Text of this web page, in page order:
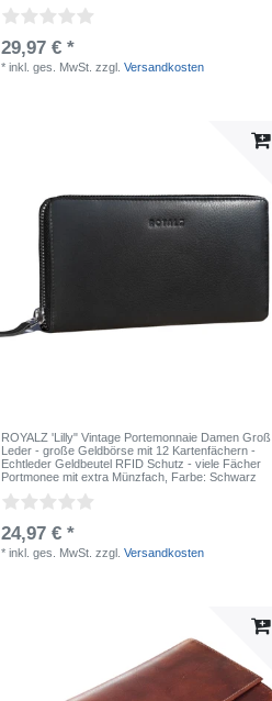
29,97 € *
*inkl. ges. MwSt. zzgl.Versandkosten
ROYALZ 'Lilly" Vintage Portemonnaie Damen Groß
Leder - große Geldbörse mit 12 Kartenfächern -
Echtleder Geldbeutel RFID Schutz - viele Fächer
Portmonee mit extra Münzfach , Farbe: Schwarz
24,97 € *
*inkl. ges. MwSt. zzgl.Versandkosten